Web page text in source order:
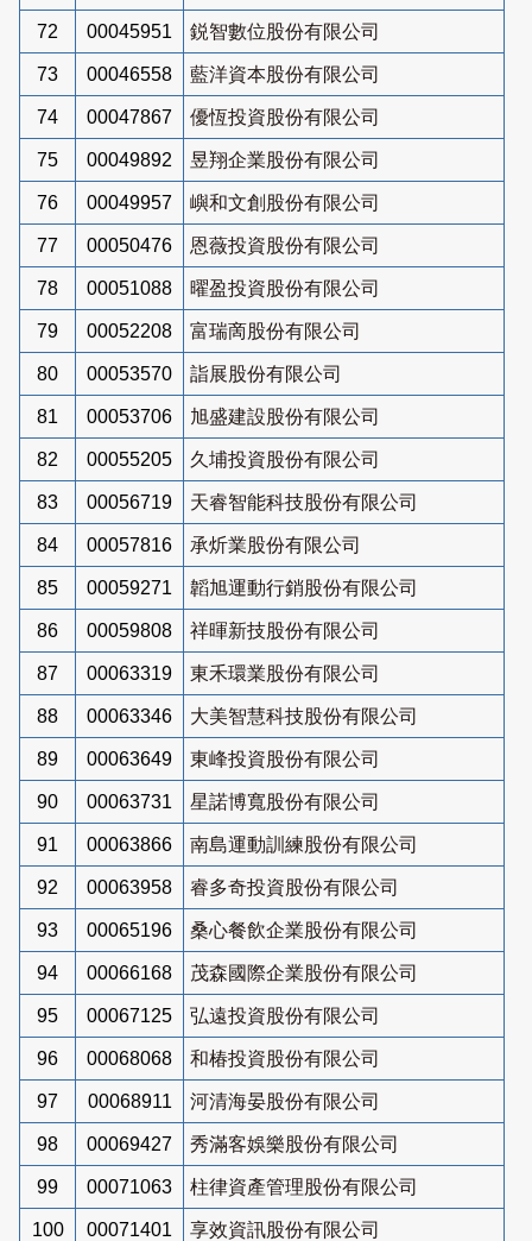
72 00045951 鋭智數位股份有限公司
73 00046558 藍洋資本股份有限公司
74 00047867 優恆投資股份有限公司
75 00049892 昱翔企業股份有限公司
76 00049957 嶼和文創股份有限公司
77 00050476 恩薇投資股份有限公司
78 00051088 曜盈投資股份有限公司
79 00052208 富瑞啇股份有限公司
80 00053570 詣展股份有限公司
81 00053706 旭盛建設股份有限公司
82 00055205 久埔投資股份有限公司
83 00056719 天睿智能科技股份有限公司
84 00057816 承炘業股份有限公司
85 00059271 韜旭運動行銷股份有限公司
86 00059808 祥暉新技股份有限公司
87 00063319 東禾環業股份有限公司
88 00063346 大美智慧科技股份有限公司
89 00063649 東峰投資股份有限公司
90 00063731 星諾博寬股份有限公司
91 00063866 南島運動訓練股份有限公司
92 00063958 睿多奇投資股份有限公司
93 00065196 桑心餐飲企業股份有限公司
94 00066168 茂森國際企業股份有限公司
95 00067125 弘遠投資股份有限公司
96 00068068 和椿投資股份有限公司
97 00068911 河清海晏股份有限公司
98 00069427 秀滿客娛樂股份有限公司
99 00071063 柱律資產管理股份有限公司
100 00071401
享效資訊股份有限公司